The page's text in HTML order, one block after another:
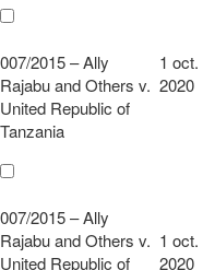
007/2015 – Ally
Rajabu and Others v.
United Republic of
Tanzania
1 oct.
2020
007/2015 – Ally
Rajabu and Others v.
United Republic of
1 oct.
2020